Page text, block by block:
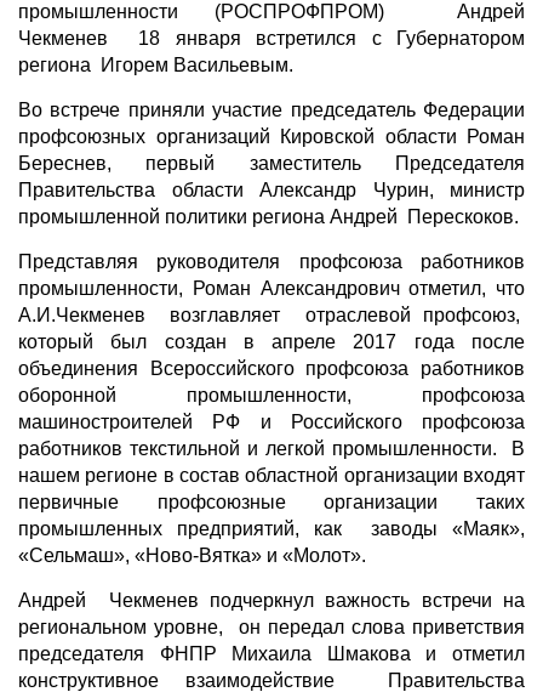
промышленности (РОСПРОФПРОМ) Андрей
Чекменев 18 января встретился с Губернатором
региона Игорем Васильевым.
Во встрече приняли участие председатель Федерации
профсоюзных организаций Кировской области Роман
Береснев, первый заместитель Председателя
Правительства области Александр Чурин, министр
промышленной политики региона Андрей Перескоков.
Представляя руководителя профсоюза работников
промышленности, Роман Александрович отметил, что
А.И.Чекменев возглавляет отраслевой профсоюз,
который был создан в апреле 2017 года после
объединения Всероссийского профсоюза работников
оборонной промышленности, профсоюза
машиностроителей РФ и Российского профсоюза
работников текстильной и легкой промышленности. В
нашем регионе в состав областной организации входят
первичные профсоюзные организации таких
промышленных предприятий, как заводы «Маяк»,
«Сельмаш», «Ново-Вятка» и «Молот».
Андрей Чекменев подчеркнул важность встречи на
региональном уровне, он передал слова приветствия
председателя ФНПР Михаила Шмакова и отметил
конструктивное взаимодействие Правительства